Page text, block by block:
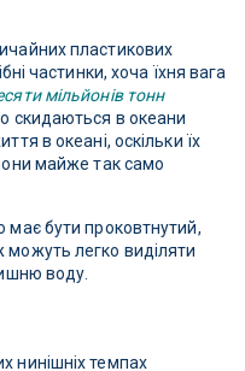
пластикових
частинки, хоча їхня вага
мільйонів тонн
скидаються в океани
в океані, оскільки їх
майже так само
має бути проковтнутий,
легко виділяти
воду.
нинішніх темпах